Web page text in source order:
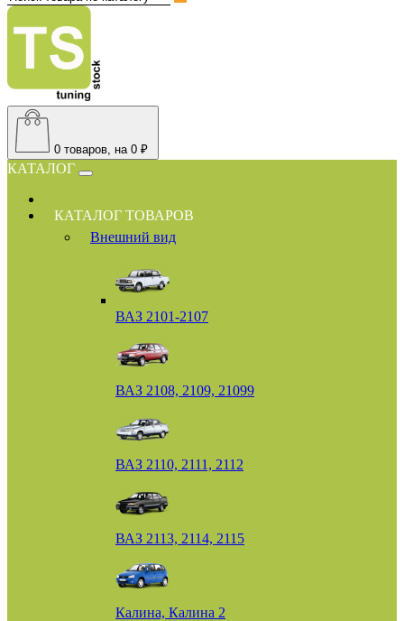
0 товаров, на 0 ₽
КАТАЛОГ
КАТАЛОГ ТОВАРОВ
Внешний вид
ВАЗ 2101-2107
ВАЗ 2108, 2109, 21099
ВАЗ 2110, 2111, 2112
ВАЗ 2113, 2114, 2115
Калина, Калина 2